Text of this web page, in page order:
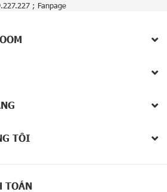
; Fanpage
TÔI
TOÁN